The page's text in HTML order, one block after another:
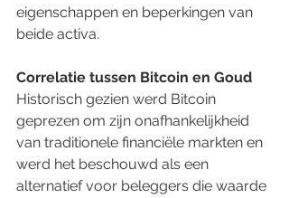
eigenschappen en beperkingen van
beide activa.
Correlatie tussen Bitcoin en Goud
Historisch gezien werd Bitcoin
geprezen om zijn onafhankelijkheid
van traditionele financiële markten en
werd het beschouwd als een
alternatief voor beleggers die waarde